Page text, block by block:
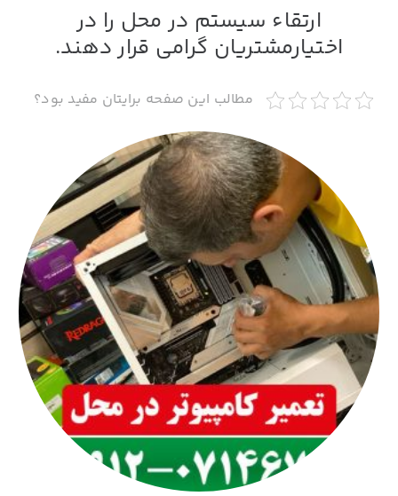
ارتقاء سیستم در محل را در
اختیارمشتریان گرامی قرار دهند.
مطالب این صفحه برایتان مفید بود؟